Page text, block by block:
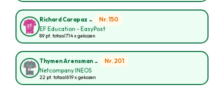
Richard Carapaz - Nr. 150
EF Education - EasyPost
89 pt. totaal714 x gekozen
Thymen Arensman - Nr. 201
Netcompany INEOS
22 pt. totaal619 x gekozen